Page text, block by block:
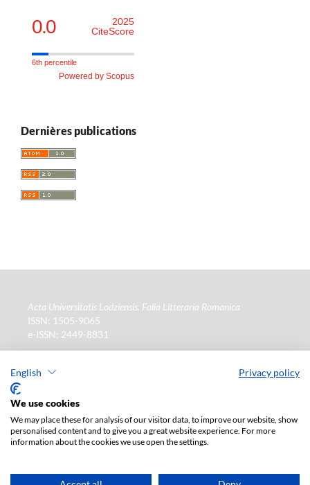
English Privacy policy
We use cookies
We may place these for analysis of our visitor data, to improve our website, show
personalised content and to give you a great website experience. For more
information about the cookies we use open the settings.
0.0
2025
CiteScore
6th percentile
Powered by Scopus
Dernières publications
Acta Universitatis Lodziensis. Folia Litteraria Romanica
ISSN: 1505-9065
e-ISSN: 2449-8831
ul. Jana Matejki 34a, 90-237 Łódź
Biuro:journals@uni.lodz.pl
La version électronique de la revue est intégralement
disponible sur le site en Open Access : (lien)
ksiegarnia@uni.lodz.pl